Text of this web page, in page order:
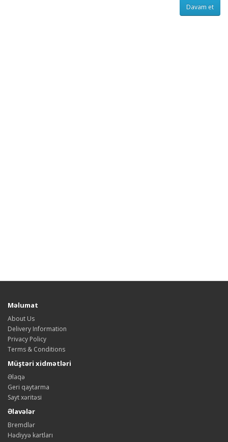
Davam et
Məlumat
About Us
Delivery Information
Privacy Policy
Terms & Conditions
Müştəri xidmətləri
Əlaqə
Geri qaytarma
Sayt xəritəsi
Əlavələr
Bremdlər
Hədiyyə kartları